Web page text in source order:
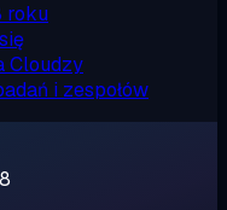
roku
Cloudzy
i zespołów